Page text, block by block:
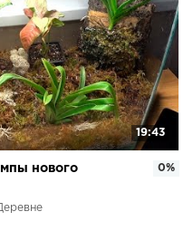
19:43
нового
0%